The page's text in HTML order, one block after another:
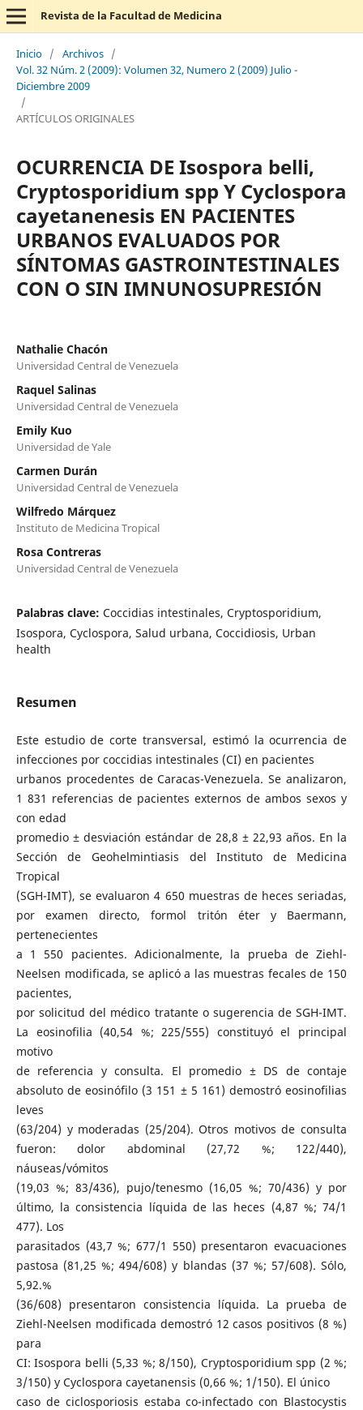
Revista de la Facultad de Medicina
Inicio / Archivos /
Vol. 32 Núm. 2 (2009): Volumen 32, Numero 2 (2009) Julio -
Diciembre 2009
/
ARTÍCULOS ORIGINALES
OCURRENCIA DE Isospora belli,
Cryptosporidium spp Y Cyclospora
cayetanenesis EN PACIENTES
URBANOS EVALUADOS POR
SÍNTOMAS GASTROINTESTINALES
CON O SIN IMNUNOSUPRESIÓN
Nathalie Chacón
Universidad Central de Venezuela
Raquel Salinas
Universidad Central de Venezuela
Emily Kuo
Universidad de Yale
Carmen Durán
Universidad Central de Venezuela
Wilfredo Márquez
Instituto de Medicina Tropical
Rosa Contreras
Universidad Central de Venezuela
Palabras clave: Coccidias intestinales, Cryptosporidium,
Isospora, Cyclospora, Salud urbana, Coccidiosis, Urban
health
Resumen
Este estudio de corte transversal, estimó la ocurrencia de
infecciones por coccidias intestinales (CI) en pacientes
urbanos procedentes de Caracas-Venezuela. Se analizaron,
1 831 referencias de pacientes externos de ambos sexos y
con edad
promedio ± desviación estándar de 28,8 ± 22,93 años. En la
Sección de Geohelmintiasis del Instituto de Medicina
Tropical
(SGH-IMT), se evaluaron 4 650 muestras de heces seriadas,
por examen directo, formol tritón éter y Baermann,
pertenecientes
a 1 550 pacientes. Adicionalmente, la prueba de Ziehl-
Neelsen modificada, se aplicó a las muestras fecales de 150
pacientes,
por solicitud del médico tratante o sugerencia de SGH-IMT.
La eosinofilia (40,54 %; 225/555) constituyó el principal
motivo
de referencia y consulta. El promedio ± DS de contaje
absoluto de eosinófilo (3 151 ± 5 161) demostró eosinofilias
leves
(63/204) y moderadas (25/204). Otros motivos de consulta
fueron: dolor abdominal (27,72 %; 122/440),
náuseas/vómitos
(19,03 %; 83/436), pujo/tenesmo (16,05 %; 70/436) y por
último, la consistencia líquida de las heces (4,87 %; 74/1
477). Los
parasitados (43,7 %; 677/1 550) presentaron evacuaciones
pastosa (81,25 %; 494/608) y blandas (37 %; 57/608). Sólo,
5,92.%
(36/608) presentaron consistencia líquida. La prueba de
Ziehl-Neelsen modificada demostró 12 casos positivos (8 %)
para
CI: Isospora belli (5,33 %; 8/150), Cryptosporidium spp (2 %;
3/150) y Cyclospora cayetanensis (0,66 %; 1/150). El único
caso de ciclosporiosis estaba co-infectado con Blastocystis